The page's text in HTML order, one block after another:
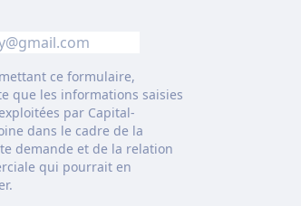
ce formulaire,
que les informations saisies
par Capital-
dans le cadre de la
demande et de la relation
qui pourrait en